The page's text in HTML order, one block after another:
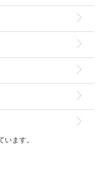
います。